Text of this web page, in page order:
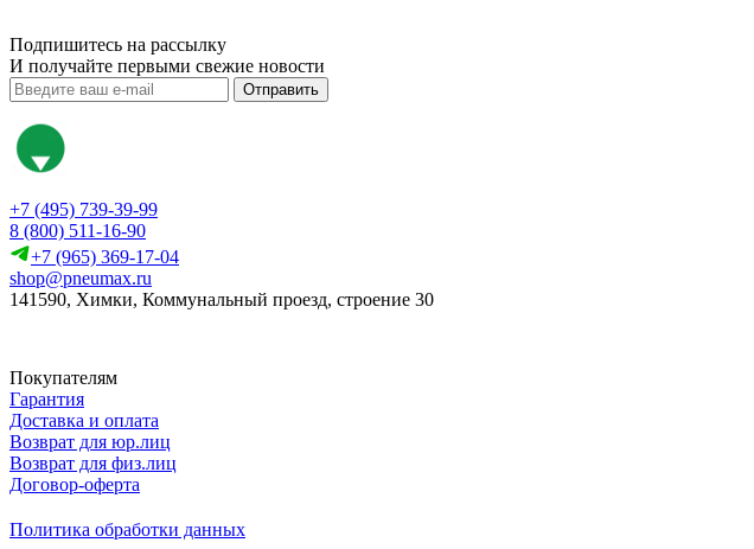
Подпишитесь на рассылку
И получайте первыми свежие новости
Отправить
+7 (495) 739-39-99
8 (800) 511-16-90
+7 (965) 369-17-04
shop@pneumax.ru
141590, Химки, Коммунальный проезд, строение 30
Покупателям
Гарантия
Доставка и оплата
Возврат для юр.лиц
Возврат для физ.лиц
Договор-оферта
Политика обработки данных